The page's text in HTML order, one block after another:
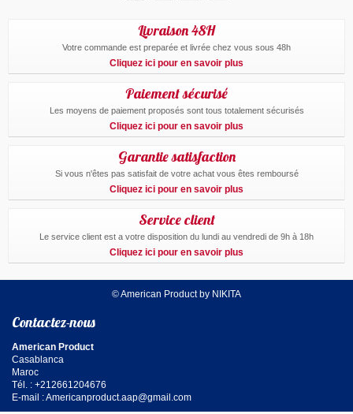
Livraison 48H
Votre commande est preparée et livrée chez vous sous 48h
Cliquez ici pour en savoir plus
Paiement sécurisé
Les moyens de paiement proposés sont tous totalement sécurisés
Cliquez ici pour en savoir plus
Garantie satisfaction
Si vous n'êtes pas satisfait de votre achat vous êtes remboursé
Cliquez ici pour en savoir plus
Service client
Le service client est a votre disposition du lundi au vendredi de 9h à 18h
Cliquez ici pour en savoir plus
© American Product by NIKITA
Contactez-nous
American Product
Casablanca
Maroc
Tél. : +212661204676
E-mail :Americanproduct.aap@gmail.com